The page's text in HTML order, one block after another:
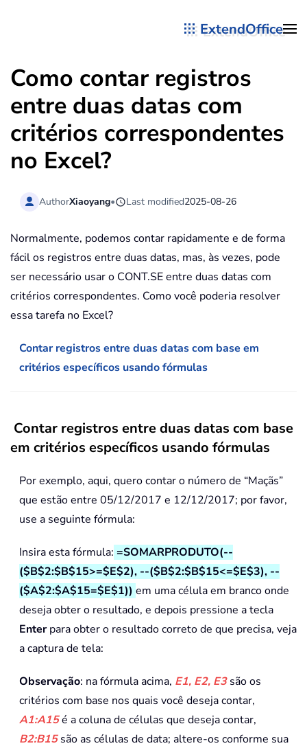
ExtendOffice
Como contar registros
entre duas datas com
critérios correspondentes
no Excel?
AuthorXiaoyang• Last modified2025-08-26
Normalmente, podemos contar rapidamente e de forma
fácil os registros entre duas datas, mas, às vezes, pode
ser necessário usar o CONT.SE entre duas datas com
critérios correspondentes. Como você poderia resolver
essa tarefa no Excel?
Contar registros entre duas datas com base em
critérios específicos usando fórmulas
Contar registros entre duas datas com base
em critérios específicos usando fórmulas
Por exemplo, aqui, quero contar o número de “Maçãs”
que estão entre 05/12/2017 e 12/12/2017; por favor,
use a seguinte fórmula:
Insira esta fórmula: =SOMARPRODUTO(--
($B$2:$B$15>=$E$2), --($B$2:$B$15<=$E$3), --
($A$2:$A$15=$E$1)) em uma célula em branco onde
deseja obter o resultado, e depois pressione a tecla
Enterpara obter o resultado correto de que precisa, veja
a captura de tela:
Observação: na fórmula acima, E1, E2, E3são os
critérios com base nos quais você deseja contar,
A1:A15é a coluna de células que deseja contar,
B2:B15são as células de data; altere-os conforme sua